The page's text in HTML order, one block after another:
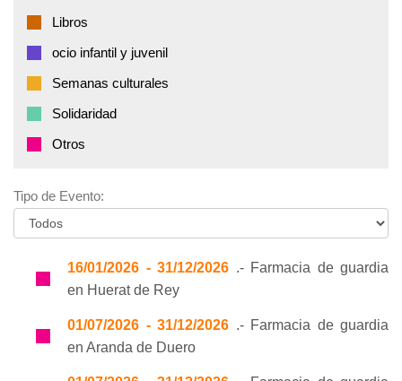
Libros
ocio infantil y juvenil
Semanas culturales
Solidaridad
Otros
Tipo de Evento:
16/01/2026 - 31/12/2026 .- Farmacia de guardia
en Huerat de Rey
01/07/2026 - 31/12/2026 .- Farmacia de guardia
en Aranda de Duero